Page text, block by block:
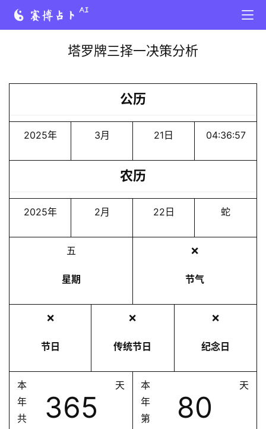
塔罗牌三择一决策分析
公历
2025年 3月 21日 04:36:57
农历
2025年 2月 22日 蛇
五
星期
❌
节气
❌
节日
❌
传统节日
❌
纪念日
本
年
共
365
天
本
年
第
80
天